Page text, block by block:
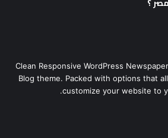
Clean Responsive WordPress
Blog theme. Packed with options that
customize your website to